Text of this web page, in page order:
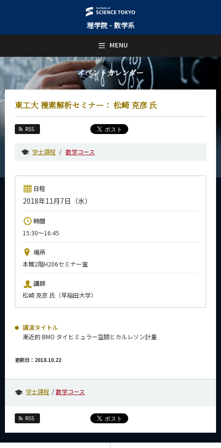
理学院 - 数学系
イベントカレンダー
東工大 複素解析セミナー： 松崎 克彦 氏
RSS
学士課程 数学コース
日程
2018年11月7日（水）
時間
15:30～16:45
場所
本館2階H206セミナー室
講師
松崎 克彦 氏（早稲田大学）
講演タイトル
漸近的 BMO タイヒミュラー空間とカルレソン計量
更新日：2018.10.22
学士課程 数学コース
RSS
MENU
日本語 English
トップページ
Top Page
数学系について
About Us
教育
Education
入学案内
Admissions
数学系 News
イベントカレンダー
Event Calendar
今後のイベント
今後の課程別イベント
年別アーカイブ
系詳細情報